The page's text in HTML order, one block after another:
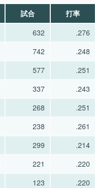
試合 打率
632 .276
742 .248
577 .251
337 .243
268 .251
238 .261
299 .214
221 .220
123 .220